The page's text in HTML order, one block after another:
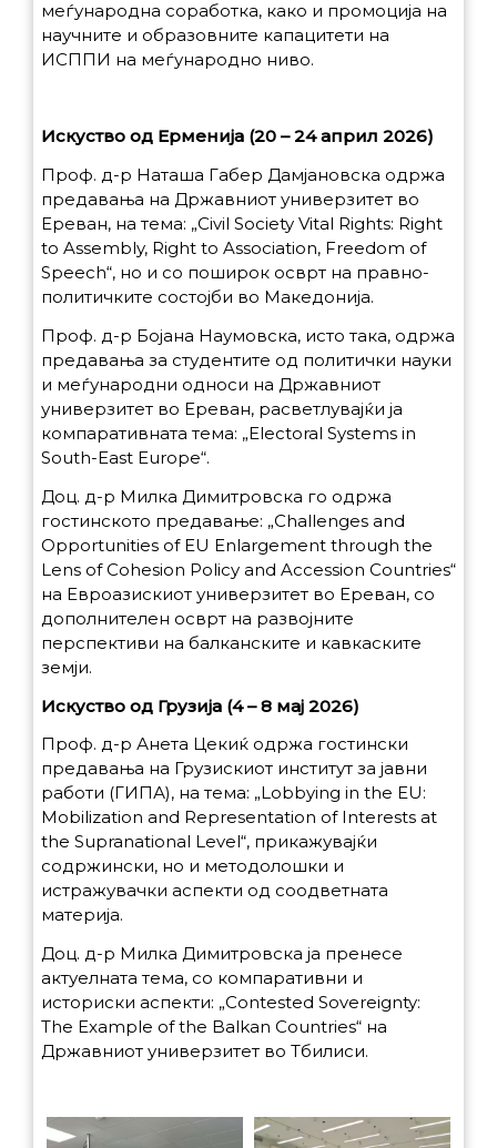
меѓународна соработка, како и промоција на
научните и образовните капацитети на
ИСППИ на меѓународно ниво.
Искуство од Ерменија (20 – 24 април 2026)
Проф. д-р Наташа Габер Дамјановска одржа
предавања на Државниот универзитет во
Ереван, на тема: „Civil Society Vital Rights: Right
to Assembly, Right to Association, Freedom of
Speech“, но и со поширок осврт на правно-
политичките состојби во Македонија.
Проф. д-р Бојана Наумовска, исто така, одржа
предавања за студентите од политички науки
и меѓународни односи на Државниот
универзитет во Eреван, расветлувајќи ја
компаративната тема: „Electoral Systems in
South-East Europe“.
Доц. д-р Милка Димитровска го одржа
гостинското предавање: „Challenges and
Opportunities of EU Enlargement through the
Lens of Cohesion Policy and Accession Countries“
на Евроазискиот универзитет во Ереван, со
дополнителен осврт на развојните
перспективи на балканските и кавкаските
земји.
Искуство од Грузија (4 – 8 мај 2026)
Проф. д-р Анета Цекиќ одржа гостински
предавања на Грузискиот институт за јавни
работи (ГИПА), на тема: „Lobbying in the EU:
Mobilization and Representation of Interests at
the Supranational Level“, прикажувајќи
содржински, но и методолошки и
истражувачки аспекти од соодветната
материја.
Доц. д-р Милка Димитровска ја пренесе
актуелната тема, со компаративни и
историски аспекти: „Contested Sovereignty:
The Example of the Balkan Countries“ на
Државниот универзитет во Тбилиси.